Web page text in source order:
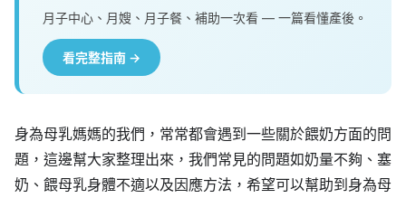
月子中心、月嫂、月子餐、補助一次看 — 一篇看懂產後。
看完整指南 →
身為母乳媽媽的我們，常常都會遇到一些關於餵奶方面的問
題，這邊幫大家整理出來，我們常見的問題如奶量不夠、塞
奶、餵母乳身體不適以及因應方法，希望可以幫助到身為母